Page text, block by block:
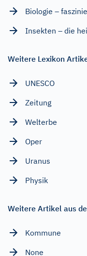
Biologie –
Insekten – die
Weitere Lexikon
UNESCO
Zeitung
Welterbe
Oper
Uranus
Physik
Weitere Artikel aus
Kommune
None